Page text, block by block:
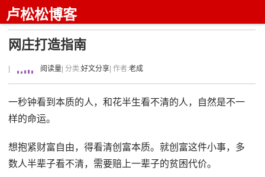
卢松松博客
网庄打造指南
阅读量 | 分类:好文分享 | 作者:老成
一秒钟看到本质的人，和花半生看不清的人，自然是不一
样的命运。
想抱紧财富自由，得看清创富本质。就创富这件小事，多
数人半辈子看不清，需要赔上一辈子的贫困代价。